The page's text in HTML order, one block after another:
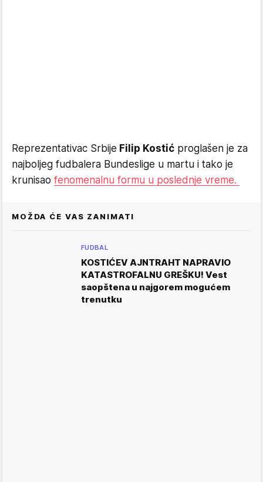
Reprezentativac Srbije Filip Kostić proglašen je za
najboljeg fudbalera Bundeslige u martu i tako je
krunisao fenomenalnu formu u poslednje vreme.
MOŽDA ĆE VAS ZANIMATI
FUDBAL
KOSTIĆEV AJNTRAHT NAPRAVIO
KATASTROFALNU GREŠKU! Vest
saopštena u najgorem mogućem
trenutku